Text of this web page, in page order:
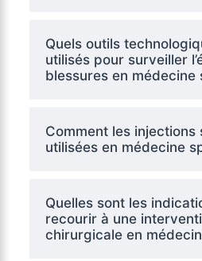
Quels outils
utilisés pour surveiller
blessures en médecine
Comment les injections
utilisées en médecine
Quelles sont les
recourir à une
chirurgicale en